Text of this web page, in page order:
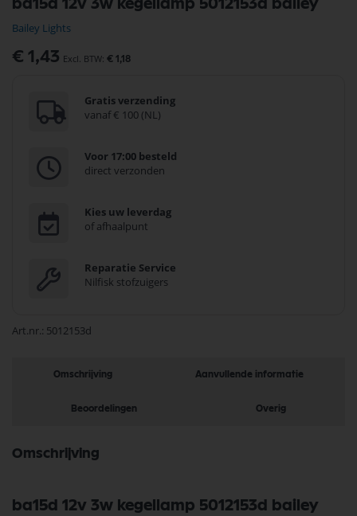
ba15d 12v 3w kegellamp 5012153d bailey
Bailey Lights
€ 1,43 € 1,18
Gratis verzending
vanaf € 100 (NL)
Voor 17:00 besteld
direct verzonden
Kies uw leverdag
of afhaalpunt
Reparatie Service
Nilfisk stofzuigers
Art.nr. 5012153d
naar
het
begin
van
de
Omschrijving Aanvullende informatie
Beoordelingen Overig
Omschrijving
ba15d 12v 3w kegellamp 5012153d bailey